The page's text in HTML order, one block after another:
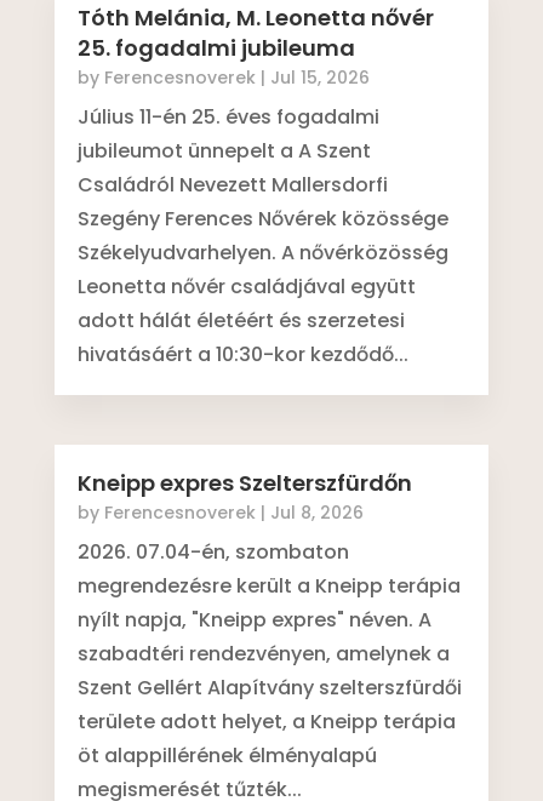
Tóth Melánia, M. Leonetta nővér
25. fogadalmi jubileuma
by Ferencesnoverek | Jul 15, 2026
Július 11-én 25. éves fogadalmi
jubileumot ünnepelt a A Szent
Családról Nevezett Mallersdorfi
Szegény Ferences Nővérek közössége
Székelyudvarhelyen. A nővérközösség
Leonetta nővér családjával együtt
adott hálát életéért és szerzetesi
hivatásáért a 10:30-kor kezdődő...
Kneipp expres Szelterszfürdőn
by Ferencesnoverek | Jul 8, 2026
2026. 07.04-én, szombaton
megrendezésre került a Kneipp terápia
nyílt napja, "Kneipp expres" néven. A
szabadtéri rendezvényen, amelynek a
Szent Gellért Alapítvány szelterszfürdői
területe adott helyet, a Kneipp terápia
öt alappillérének élményalapú
megismerését tűzték...